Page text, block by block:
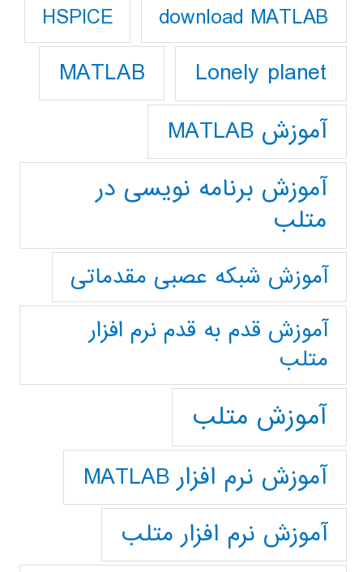
download MATLAB
HSPICE
Lonely planet
MATLAB
آموزش MATLAB
آموزش برنامه نویسی در
متلب
آموزش شبکه عصبی مقدماتی
آموزش قدم به قدم نرم افزار
متلب
آموزش متلب
آموزش نرم افزار MATLAB
آموزش نرم افزار متلب